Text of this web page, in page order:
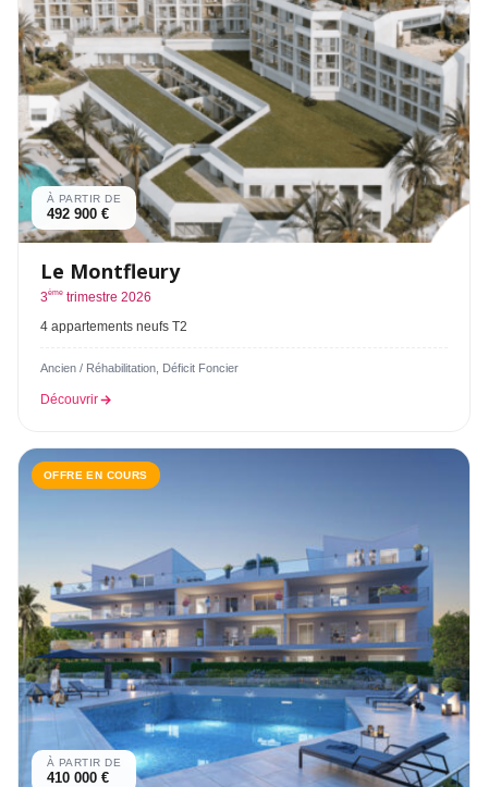
À PARTIR DE
492 900 €
Le Montfleury
3ème trimestre 2026
4 appartements neufs T2
Ancien / Réhabilitation, Déficit Foncier
Découvrir
OFFRE EN COURS
À PARTIR DE
410 000 €